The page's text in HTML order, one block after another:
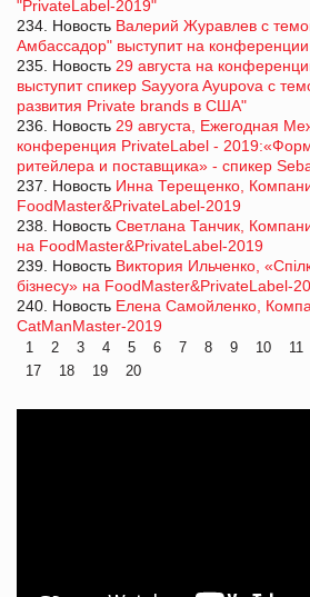
"PrivateLabel-2019"
234. Новость Валерий Журавлев с
Амбассадор" выступит на
235. Новость 29 августа на
выступит спикер Sayyora Ayupova с
развития Private brands в США"
236. Новость 29 августа, Ежегодная
конференция PrivateLabel -
ритейлера и поставщика» - спикер
237. Новость Инна Терещенко,
FoodMaster&PrivateLabel-2019
238. Новость Светлана Танчик,
на FoodMaster&PrivateLabel-2019
239. Новость Виктория Ильченко,
бізнесу» на FoodMaster&PrivateLabel-
240. Новость Елена Самойленко,
CatManMaster-2019
1 2 3 4 5 6 7 8 9 10 11
17
18 19 20